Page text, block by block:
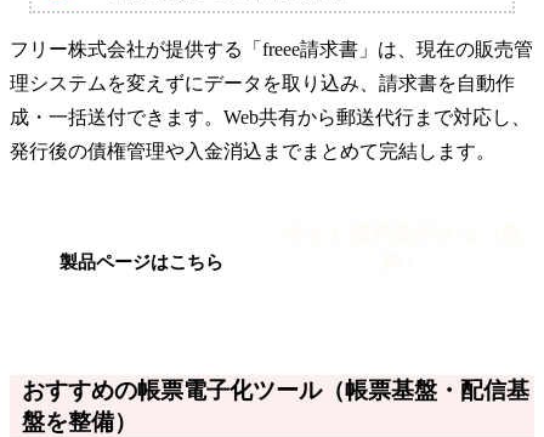
フリー株式会社が提供する「freee請求書」は、現在の販売管
理システムを変えずにデータを取り込み、請求書を自動作
成・一括送付できます。Web共有から郵送代行まで対応し、
発行後の債権管理や入金消込までまとめて完結します。
製品ページはこちら
おすすめの帳票電子化ツール（帳票基盤・配信基
盤を整備）